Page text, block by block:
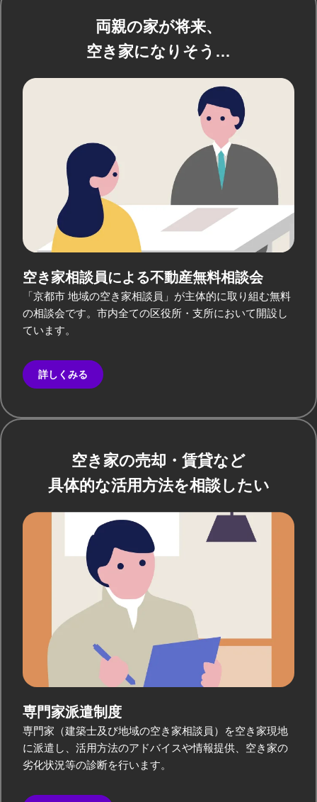
両親の家が将来、
空き家になりそう…
空き家相談員による不動産無料相談会
「京都市 地域の空き家相談員」が主体的に取り組む無料
の相談会です。市内全ての区役所・支所において開設し
ています。
詳しくみる
空き家の売却・賃貸など
具体的な活用方法を相談したい
専門家派遣制度
専門家（建築士及び地域の空き家相談員）を空き家現地
に派遣し、活用方法のアドバイスや情報提供、空き家の
劣化状況等の診断を行います。